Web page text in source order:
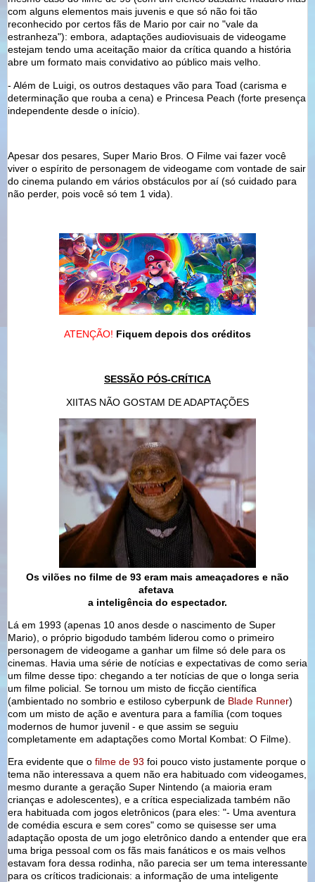
com alguns elementos mais juvenis e que só não foi tão
reconhecido por certos fãs de Mario por cair no "vale da
estranheza"): embora, adaptações audiovisuais de videogame
estejam tendo uma aceitação maior da crítica quando a história
abre um formato mais convidativo ao público mais velho.
- Além de Luigi, os outros destaques vão para Toad (carisma e
determinação que rouba a cena) e Princesa Peach (forte presença
independente desde o início).
Apesar dos pesares, Super Mario Bros. O Filme vai fazer você
viver o espírito de personagem de videogame com vontade de sair
do cinema pulando em vários obstáculos por aí (só cuidado para
não perder, pois você só tem 1 vida).
ATENÇÃO! Fiquem depois dos créditos
SESSÃO PÓS-CRÍTICA
XIITAS NÃO GOSTAM DE ADAPTAÇÕES
Os vilões no filme de 93 eram mais ameaçadores e não
afetava
a inteligência do espectador.
Lá em 1993 (apenas 10 anos desde o nascimento de Super
Mario), o próprio bigodudo também liderou como o primeiro
personagem de videogame a ganhar um filme só dele para os
cinemas. Havia uma série de notícias e expectativas de como seria
um filme desse tipo: chegando a ter notícias de que o longa seria
um filme policial. Se tornou um misto de ficção científica
(ambientado no sombrio e estiloso cyberpunk de Blade Runner)
com um misto de ação e aventura para a família (com toques
modernos de humor juvenil - e que assim se seguiu
completamente em adaptações como Mortal Kombat: O Filme).
Era evidente que o filme de 93 foi pouco visto justamente porque o
tema não interessava a quem não era habituado com videogames,
mesmo durante a geração Super Nintendo (a maioria eram
crianças e adolescentes), e a crítica especializada também não
era habituada com jogos eletrônicos (para eles: "- Uma aventura
de comédia escura e sem cores" como se quisesse ser uma
adaptação oposta de um jogo eletrônico dando a entender que era
uma briga pessoal com os fãs mais fanáticos e os mais velhos
estavam fora dessa rodinha, não parecia ser um tema interessante
para os críticos tradicionais: a informação de uma inteligente